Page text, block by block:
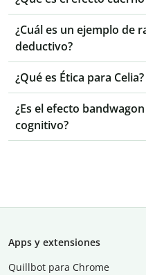
¿Cuál es un ejemplo de
deductivo?
¿Qué es Ética para Celia?
¿Es el efecto
cognitivo?
Apps y extensiones
Quillbot para Chrome